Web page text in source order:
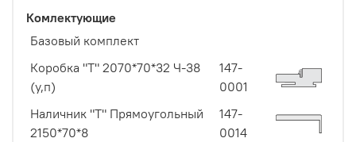
Комлектующие
Базовый комплект
Коробка "Т" 2070*70*32 Ч-38
(у,п)
147-
0001
Наличник "Т" Прямоугольный
2150*70*8
147-
0014